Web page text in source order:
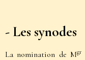
- Les synodes
La nomination de Mgr